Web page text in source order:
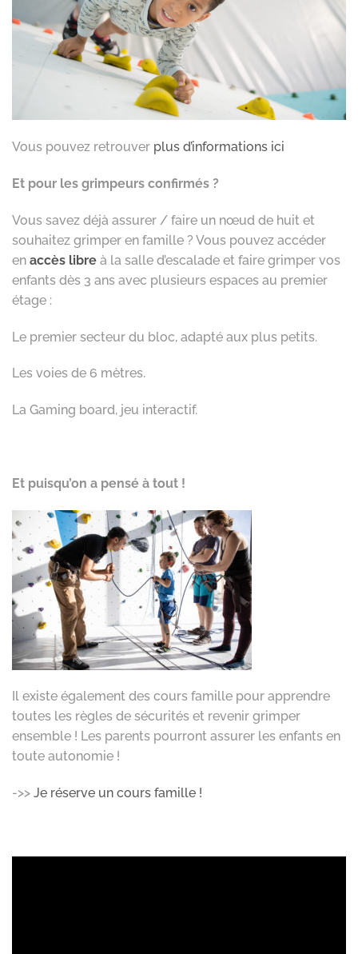
Vous pouvez retrouver plus d’informations ici
Et pour les grimpeurs confirmés ?
Vous savez déjà assurer / faire un nœud de huit et
souhaitez grimper en famille ? Vous pouvez accéder
en accès libre à la salle d’escalade et faire grimper vos
enfants dès 3 ans avec plusieurs espaces au premier
étage :
Le premier secteur du bloc, adapté aux plus petits.
Les voies de 6 mètres.
La Gaming board, jeu interactif.
Et puisqu’on a pensé à tout !
Il existe également des cours famille pour apprendre
toutes les règles de sécurités et revenir grimper
ensemble ! Les parents pourront assurer les enfants en
toute autonomie !
->> Je réserve un cours famille !